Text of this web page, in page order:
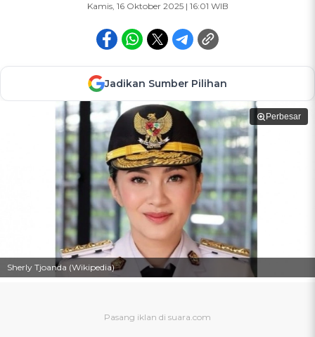
Kamis, 16 Oktober 2025 | 16:01 WIB
Jadikan Sumber Pilihan
Perbesar
Sherly Tjoanda (Wikipedia)